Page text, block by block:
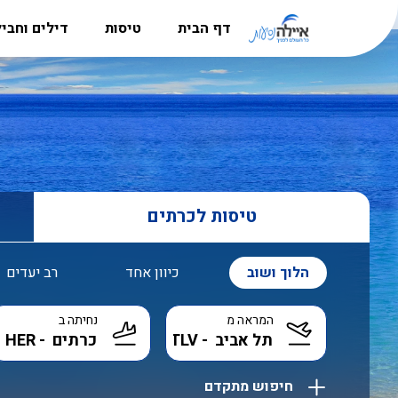
דף הבית
מדריך היעדים
הרשמה למשלחות לפולין
סניפים
אודות
דרושים
טיסות
טיסות לאירופה
טיסות לקרפטוס
טיסות לבוקרשט
טיסות לאתונה
טיסות לבאקו
דילים
חבילות
דילים
חבילות
דילים
דילים
טיסות לכרתים
הלוך ושוב כיוון אחד רב יעדים
המראה מ נחיתה ב